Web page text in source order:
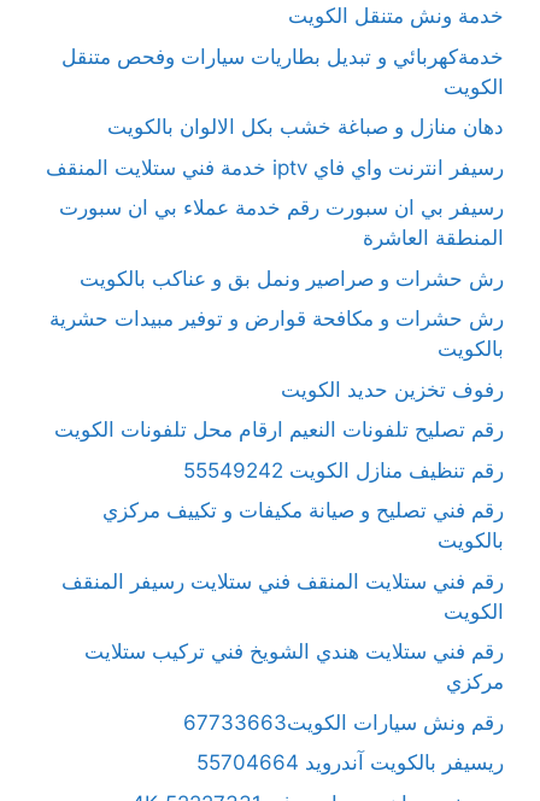
خدمة ونش متنقل الكويت
خدمةكهربائي و تبديل بطاريات سيارات وفحص متنقل
الكويت
دهان منازل و صباغة خشب بكل الالوان بالكويت
رسيفر انترنت واي فاي iptv خدمة فني ستلايت المنقف
رسيفر بي ان سبورت رقم خدمة عملاء بي ان سبورت
المنطقة العاشرة
رش حشرات و صراصير ونمل بق و عناكب بالكويت
رش حشرات و مكافحة قوارض و توفير مبيدات حشرية
بالكويت
رفوف تخزين حديد الكويت
رقم تصليح تلفونات النعيم ارقام محل تلفونات الكويت
رقم تنظيف منازل الكويت 55549242
رقم فني تصليح و صيانة مكيفات و تكييف مركزي
بالكويت
رقم فني ستلايت المنقف فني ستلايت رسيفر المنقف
الكويت
رقم فني ستلايت هندي الشويخ فني تركيب ستلايت
مركزي
رقم ونش سيارات الكويت67733663
ريسيفر بالكويت آندرويد 55704664